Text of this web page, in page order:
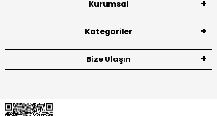
Kurumsal
Kategoriler
Bize Ulaşın